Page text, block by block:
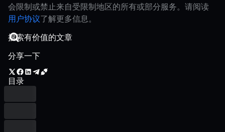
会限制或禁止来自受限制地区的所有或部分服务。请阅读
用户协议了解更多信息。
分享一下
目录